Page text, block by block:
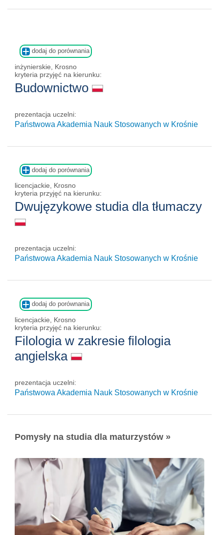
dodaj do porównania
inżynierskie, Krosno
kryteria przyjęć na kierunku:
Budownictwo
prezentacja uczelni:
Państwowa Akademia Nauk Stosowanych w Krośnie
dodaj do porównania
licencjackie, Krosno
kryteria przyjęć na kierunku:
Dwujęzykowe studia dla tłumaczy
prezentacja uczelni:
Państwowa Akademia Nauk Stosowanych w Krośnie
dodaj do porównania
licencjackie, Krosno
kryteria przyjęć na kierunku:
Filologia w zakresie filologia
angielska
prezentacja uczelni:
Państwowa Akademia Nauk Stosowanych w Krośnie
Pomysły na studia dla maturzystów »